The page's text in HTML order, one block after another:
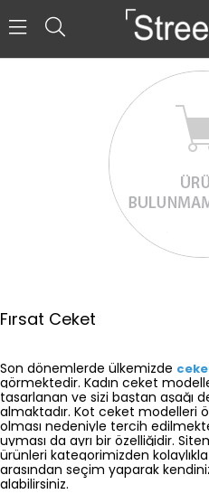
Fırsat Ceket
Son dönemlerde ülkemizde
görmektedir. Kadın ceket
tasarlanan ve sizi baştan aşağı
almaktadır. Kot ceket modelleri
olması nedeniyle tercih
uyması da ayrı bir özelliğidir.
ürünleri kategorimizden kolaylıkla
arasından seçim yaparak
alabilirsiniz.